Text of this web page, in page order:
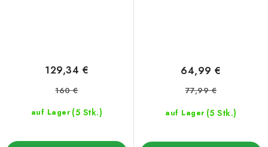
auf Lager (5 Stk.)
129,34 €
160 €
auf Lager (5 Stk.)
64,99 €
77,99 €